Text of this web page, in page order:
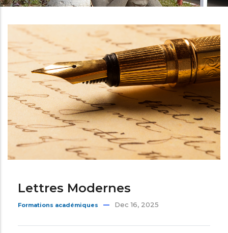
d'Ariane
Lettres Modernes
Formations académiques Dec 16, 2025